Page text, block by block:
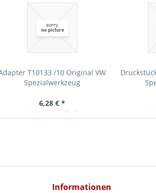
T10133 /10 Original VW
Spezialwerkzeug
6,28 € *
In Kürze verfügbar
In
Informationen